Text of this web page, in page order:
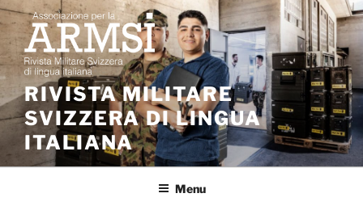
Salta
al
contenuto
RIVISTA MILITARE
SVIZZERA DI LINGUA
ITALIANA
Menu